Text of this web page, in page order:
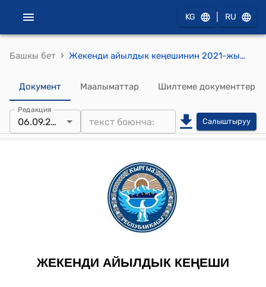
KG RU
Башкы бет › Жекенди айылдык кеңешинин 2021-жылдын 6- сентябрындагы № 20 "Чоң-Алай райондук билим берүү бөлүмүнө караштуу С.Осмонов атындагы орто мектебин толук комплектиленбеген мектептердин категориясына киргизүү жөнүндө" токтому
Документ Маалыматтар Шилтеме документтер
Редакция
06.09.2021 Салыштыруу